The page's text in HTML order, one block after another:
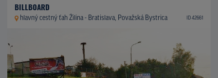
BILLBOARD
hlavný cestný ťah Žilina - Bratislava, Považská Bystrica ID 42661